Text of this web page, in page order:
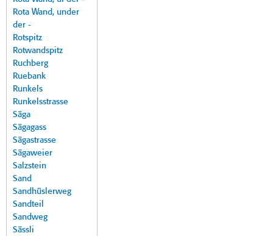
Rota Wand, under
der -
Rotspitz
Rotwandspitz
Ruchberg
Ruebank
Runkels
Runkelsstrasse
Säga
Sägagass
Sägastrasse
Sägaweier
Salzstein
Sand
Sandhüslerweg
Sandteil
Sandweg
Sässli